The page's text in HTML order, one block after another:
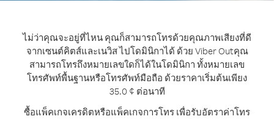
ไม่ว่าคุณจะอยู่ที่ไหน คุณก็สามารถโทรด้วยคุณภาพเสียงที่ดี
จากเซนต์คิตส์และเนวิส ไปโดมินิกาได้ ด้วย Viber Outคุณ
สามารถโทรถึงหมายเลขใดก็ได้ในโดมินิกา ทั้งหมายเลข
โทรศัพท์พื้นฐานหรือโทรศัพท์มือถือ ด้วยราคาเริ่มต้นเพียง
35.0 ¢ ต่อนาที
ซื้อแพ็คเกจเครดิตหรือแพ็คเกจการโทร เพื่อรับอัตราค่าโทร